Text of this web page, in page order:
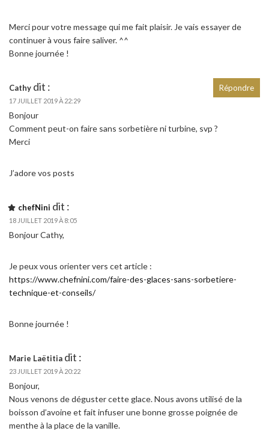
Merci pour votre message qui me fait plaisir. Je vais essayer de
continuer à vous faire saliver. ^^
Bonne journée !
Cathy dit :
17 JUILLET 2019 À 22:29
Bonjour
Comment peut-on faire sans sorbetière ni turbine, svp ?
Merci
J’adore vos posts
Répondre
chefNini dit :
18 JUILLET 2019 À 8:05
Bonjour Cathy,
Je peux vous orienter vers cet article :
https://www.chefnini.com/faire-des-glaces-sans-sorbetiere-
technique-et-conseils/
Bonne journée !
Marie Laëtitia dit :
23 JUILLET 2019 À 20:22
Bonjour,
Nous venons de déguster cette glace. Nous avons utilisé de la
boisson d’avoine et fait infuser une bonne grosse poignée de
menthe à la place de la vanille.